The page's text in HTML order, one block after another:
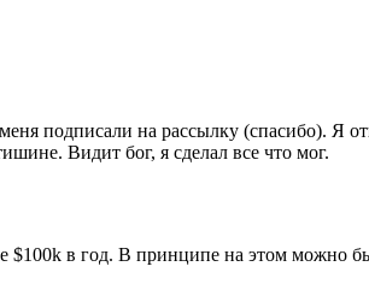
подписали на рассылку (спасибо). Я
Видит бог, я сделал все что мог.
$100k в год. В принципе на этом можно